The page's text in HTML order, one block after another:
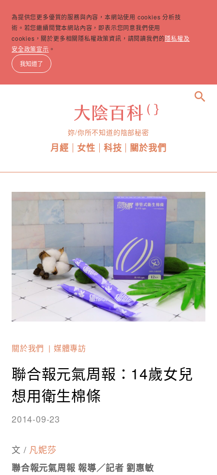
為提供您更多優質的服務與內容，本網站使用 cookies 分析技
術。若您繼續閱覽本網站內容，即表示您同意我們使用
cookies，關於更多相關隱私權政策資訊，請閱讀我們的隱私權及
安全政策宣示 。
我知道了
妳/你所不知道的陰部秘密
月經 女性 科技 關於我們
search
關於我們 媒體專訪
聯合報元氣周報：14歲女兒
想用衛生棉條
2014-09-23
文 / 凡妮莎
聯合報元氣周報 報導／記者 劉惠敏